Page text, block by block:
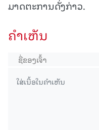
ມາດຕະການດັ່ງກ່າວ.
ຄໍາເຫັນ